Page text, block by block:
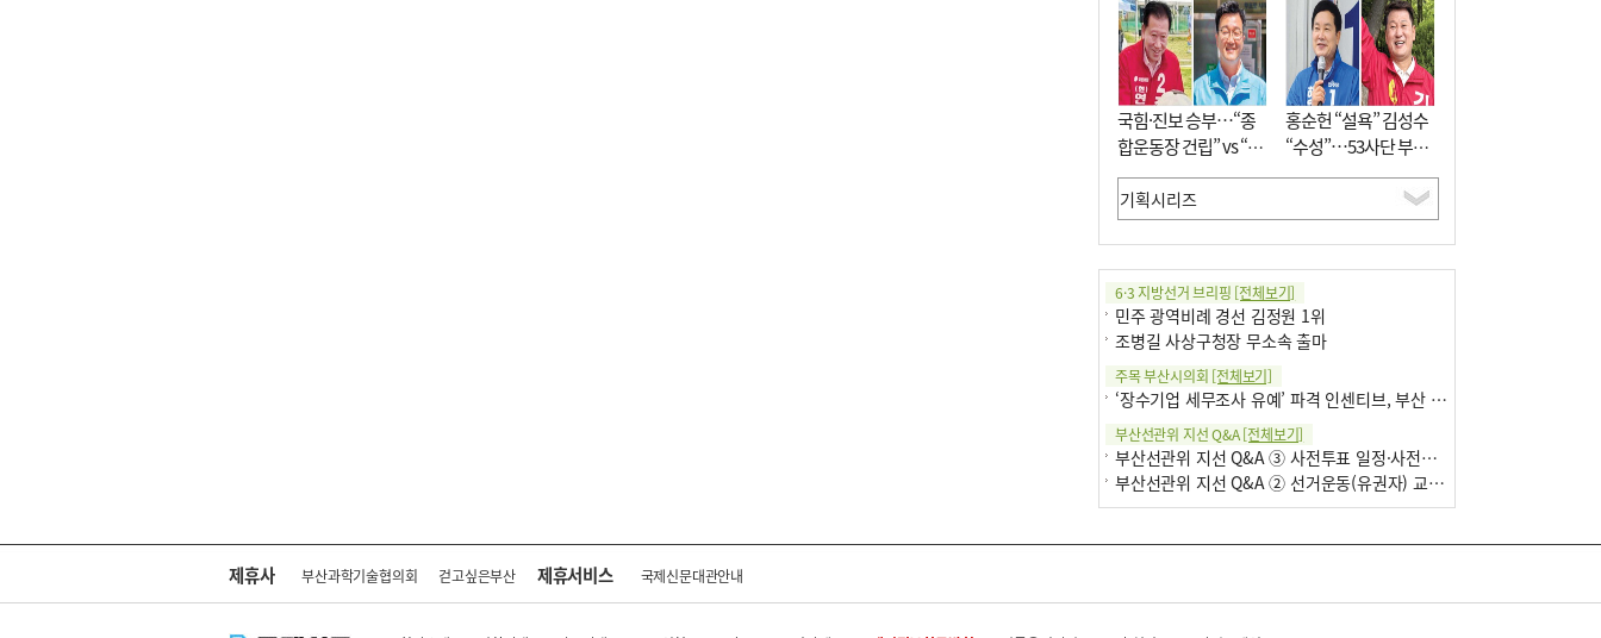
국힘·진보 승부…“종
합운동장 건립” vs “출
근 공공버스 도입”
홍순헌 “설욕” 김성수
“수성”…53사단 부지
개발엔 한 목소리
6·3 지방선거 브리핑 [전체보기]
민주 광역비례 경선 김정원 1위
조병길 사상구청장 무소속 출마
주목 부산시의회 [전체보기]
‘장수기업 세무조사 유예’ 파격 인센티브, 부산 유출 막을까
부산선관위 지선 Q&A[전체보기]
부산선관위 지선 Q&A ③ 사전투표 일정·사전투표함 보관
부산선관위 지선 Q&A ② 선거운동(유권자) 교육감투표용지
제휴사 부산과학기술협의회 걷고싶은부산 제휴서비스 국제신문대관안내